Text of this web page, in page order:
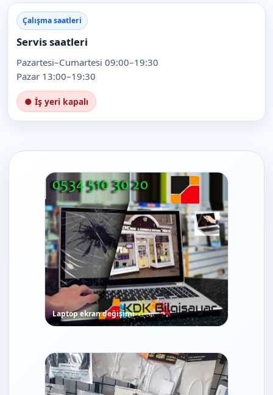
Çalışma saatleri
Servis saatleri
Pazartesi–Cumartesi 09:00–19:30
Pazar 13:00–19:30
● İş yeri kapalı
Laptop ekran değişimi